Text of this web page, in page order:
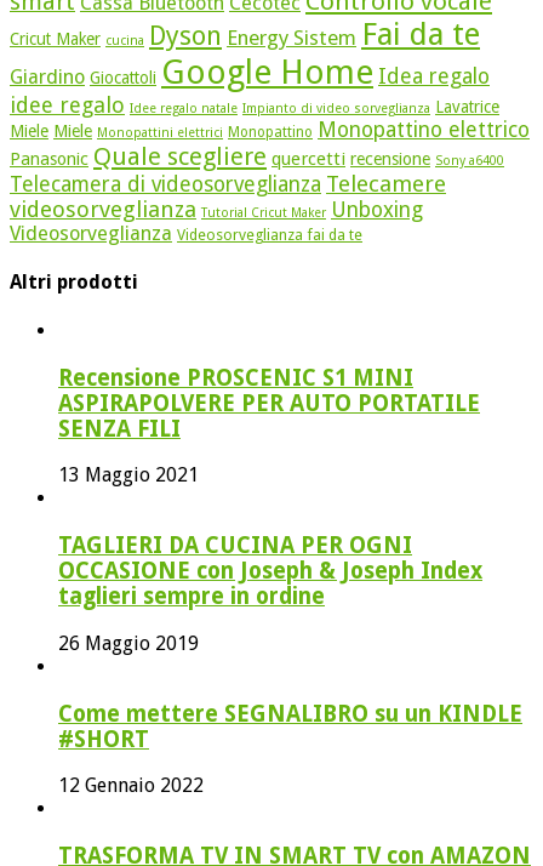
Cricut Maker cucina Dyson Energy Sistem Fai da te
Giardino Giocattoli Google Home Idea regalo
idee regalo Idee regalo natale Impianto di video sorveglianza Lavatrice
Miele Miele Monopattini elettrici Monopattino Monopattino elettrico
Panasonic Quale scegliere quercetti recensione Sony a6400
Telecamera di videosorveglianza Telecamere
videosorveglianza Tutorial Cricut Maker Unboxing
Videosorveglianza Videosorveglianza fai da te
Altri prodotti
Recensione PROSCENIC S1 MINI
ASPIRAPOLVERE PER AUTO PORTATILE
SENZA FILI
13 Maggio 2021
TAGLIERI DA CUCINA PER OGNI
OCCASIONE con Joseph & Joseph Index
taglieri sempre in ordine
26 Maggio 2019
Come mettere SEGNALIBRO su un KINDLE
#SHORT
12 Gennaio 2022
TRASFORMA TV IN SMART TV con AMAZON